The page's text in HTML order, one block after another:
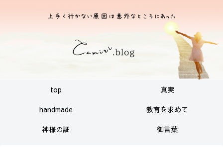
top
真実
handmade
教育を求めて
神様の証
御言葉